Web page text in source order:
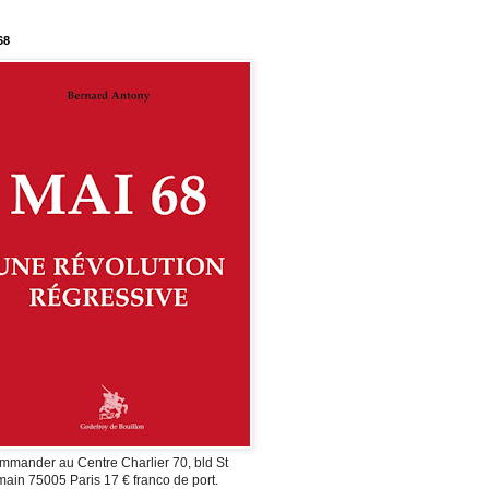
au Centre Charlier 70, bld St
75005 Paris 17 € franco de port.